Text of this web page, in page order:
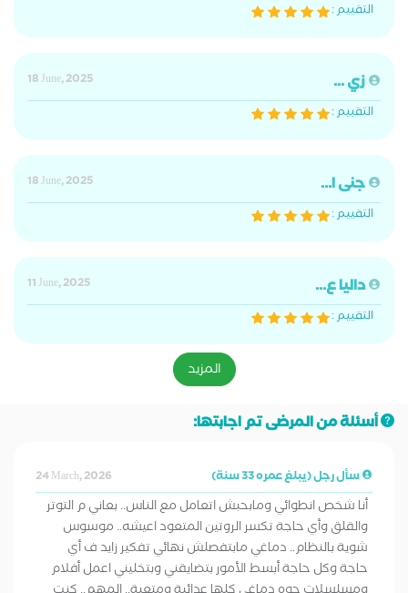
التقييم :
زي ...
18 June, 2025
التقييم :
جنى ا...
18 June, 2025
التقييم :
داليا ع...
11 June, 2025
التقييم :
المزيد
أسئلة من المرضى تم اجابتها:
سأل رجل (يبلغ عمره 33 سنة) 24 March, 2026
أنا شخص انطوائي ومابحبش اتعامل مع الناس.. بعاني م التوتر
والقلق وأي حاجة تكسر الروتين المتعود اعيشه.. موسوس
شوية بالنظام.. دماغي مابتفصلش نهائي تفكير زايد ف أي
حاجة وكل حاجة أبسط الأمور بتضايقني وبتخليني اعمل أفلام